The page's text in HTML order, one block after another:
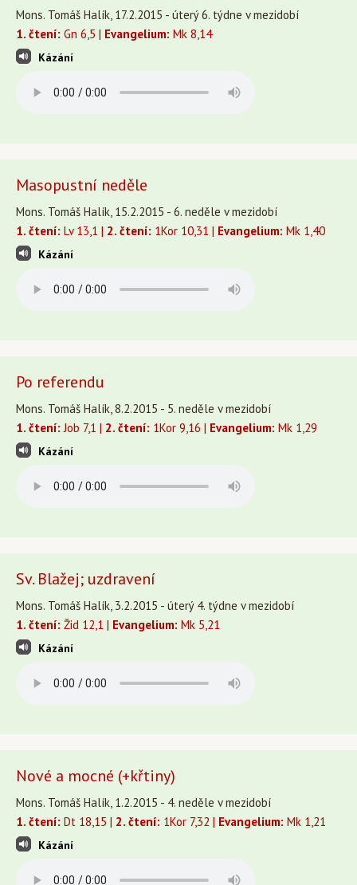
Mons. Tomáš Halík, 17.2.2015 - úterý 6. týdne v mezidobí
1. čtení: Gn 6,5 | Evangelium: Mk 8,14
Kázání
Masopustní neděle
Mons. Tomáš Halík, 15.2.2015 - 6. neděle v mezidobí
1. čtení: Lv 13,1 | 2. čtení: 1Kor 10,31 | Evangelium: Mk 1,40
Kázání
Po referendu
Mons. Tomáš Halík, 8.2.2015 - 5. neděle v mezidobí
1. čtení: Job 7,1 | 2. čtení: 1Kor 9,16 | Evangelium: Mk 1,29
Kázání
Sv. Blažej; uzdravení
Mons. Tomáš Halík, 3.2.2015 - úterý 4. týdne v mezidobí
1. čtení: Žid 12,1 | Evangelium: Mk 5,21
Kázání
Nové a mocné (+křtiny)
Mons. Tomáš Halík, 1.2.2015 - 4. neděle v mezidobí
1. čtení: Dt 18,15 | 2. čtení: 1Kor 7,32 | Evangelium: Mk 1,21
Kázání